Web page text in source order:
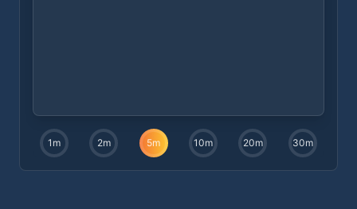
1 m 2m 5m 10m 20m 30m